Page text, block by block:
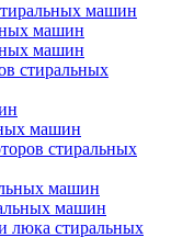
машин
машин
машин
стиральных
машин
стиральных
машин
машин
люка стиральных